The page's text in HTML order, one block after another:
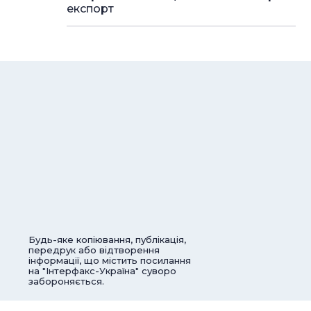
експорт
Будь-яке копіювання, публікація,
передрук або відтворення
інформації, що містить посилання
на "Інтерфакс-Україна" суворо
забороняється.